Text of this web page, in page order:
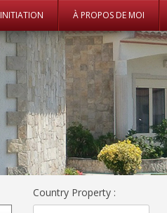
Skip to
INITIATION À PROPOS DE MOI
Country Property :